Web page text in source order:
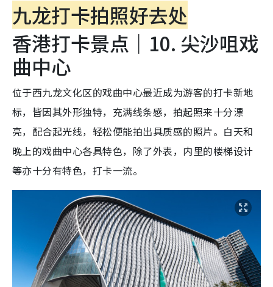
九龙打卡拍照好去处
香港打卡景点｜10. 尖沙咀戏
曲中心
位于西九龙文化区的戏曲中心最近成为游客的打卡新地
标，皆因其外形独特，充满线条感，拍起照来十分漂
亮，配合起光线，轻松便能拍出具质感的照片。白天和
晚上的戏曲中心各具特色，除了外表，内里的楼梯设计
等亦十分有特色，打卡一流。